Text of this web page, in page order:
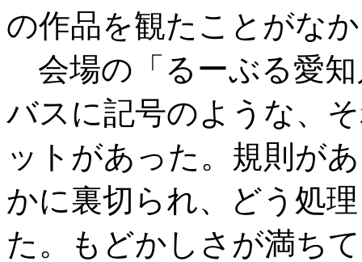
の作品を観たことがな
会場の「るーぶる愛
バスに記号のような、
ットがあった。規則が
かに裏切られ、どう処
た。もどかしさが満ち